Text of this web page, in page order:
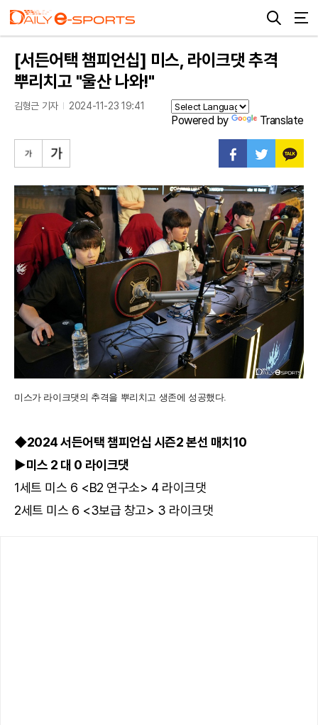
[서든어택 챔피언십] 미스, 라이크댓 추격
뿌리치고 "울산 나와!"
김형근 기자 2024-11-23 19:41
Powered by Translate
미스가 라이크댓의 추격을 뿌리치고 생존에 성공했다.
◆2024 서든어택 챔피언십 시즌2 본선 매치10
▶미스 2 대 0 라이크댓
1세트 미스 6 <B2 연구소> 4 라이크댓
2세트 미스 6 <3보급 창고> 3 라이크댓